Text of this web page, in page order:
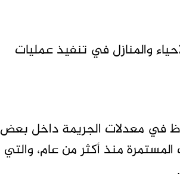
والمنازل في تنفيذ عمليات
في معدلات الجريمة داخل بعض
منذ أكثر من عام، والتي